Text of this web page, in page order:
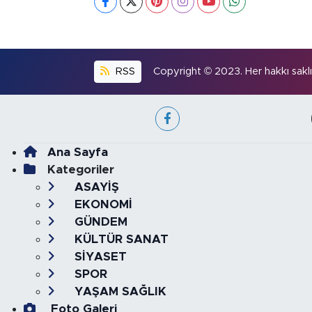
RSS Copyright © 2023. Her hakkı
Ana Sayfa
Kategoriler
ASAYİŞ
EKONOMİ
GÜNDEM
KÜLTÜR SANAT
SİYASET
SPOR
YAŞAM SAĞLIK
Foto Galeri